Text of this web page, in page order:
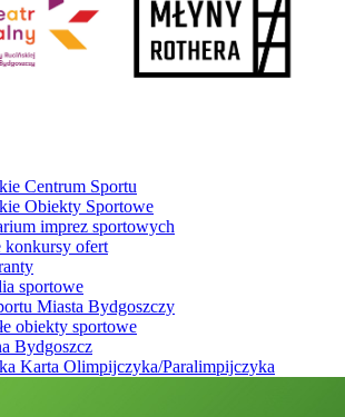
Centrum Sportu
Obiekty Sportowe
imprez sportowych
konkursy ofert
sportowe
Miasta Bydgoszczy
obiekty sportowe
Bydgoszcz
Karta Olimpijczyka/Paralimpijczyka